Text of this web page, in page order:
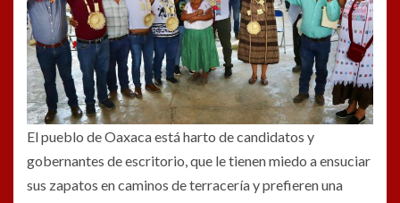
El pueblo de Oaxaca está harto de candidatos y
gobernantes de escritorio, que le tienen miedo a ensuciar
sus zapatos en caminos de terracería y prefieren una